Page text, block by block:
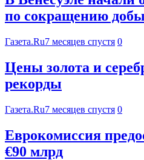
по сокращению
Газета.Ru7 месяцев спустя 0
Цены золота и
рекорды
Газета.Ru7 месяцев спустя 0
Еврокомиссия
€90 млрд